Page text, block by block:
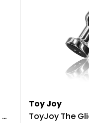
Toy Joy
ToyJoy The Glider Buttocks